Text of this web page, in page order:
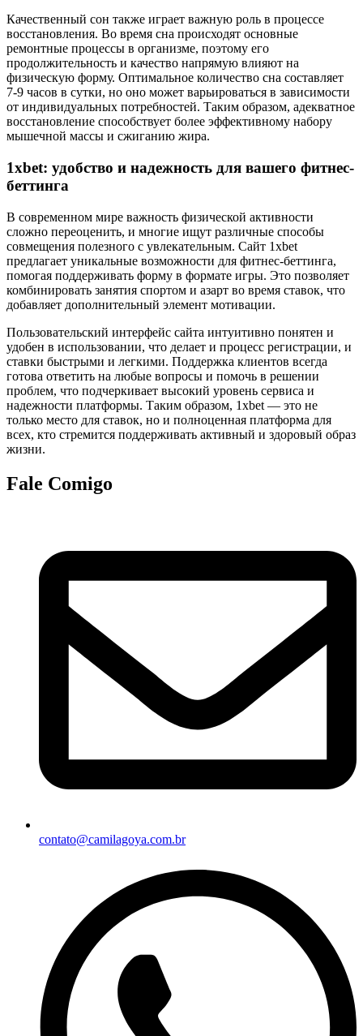
Качественный сон также играет важную роль в процессе
восстановления. Во время сна происходят основные
ремонтные процессы в организме, поэтому его
продолжительность и качество напрямую влияют на
физическую форму. Оптимальное количество сна составляет
7-9 часов в сутки, но оно может варьироваться в зависимости
от индивидуальных потребностей. Таким образом, адекватное
восстановление способствует более эффективному набору
мышечной массы и сжиганию жира.
1xbet: удобство и надежность для вашего фитнес-
беттинга
В современном мире важность физической активности
сложно переоценить, и многие ищут различные способы
совмещения полезного с увлекательным. Сайт 1xbet
предлагает уникальные возможности для фитнес-беттинга,
помогая поддерживать форму в формате игры. Это позволяет
комбинировать занятия спортом и азарт во время ставок, что
добавляет дополнительный элемент мотивации.
Пользовательский интерфейс сайта интуитивно понятен и
удобен в использовании, что делает и процесс регистрации, и
ставки быстрыми и легкими. Поддержка клиентов всегда
готова ответить на любые вопросы и помочь в решении
проблем, что подчеркивает высокий уровень сервиса и
надежности платформы. Таким образом, 1xbet — это не
только место для ставок, но и полноценная платформа для
всех, кто стремится поддерживать активный и здоровый образ
жизни.
Fale Comigo
contato@camilagoya.com.br